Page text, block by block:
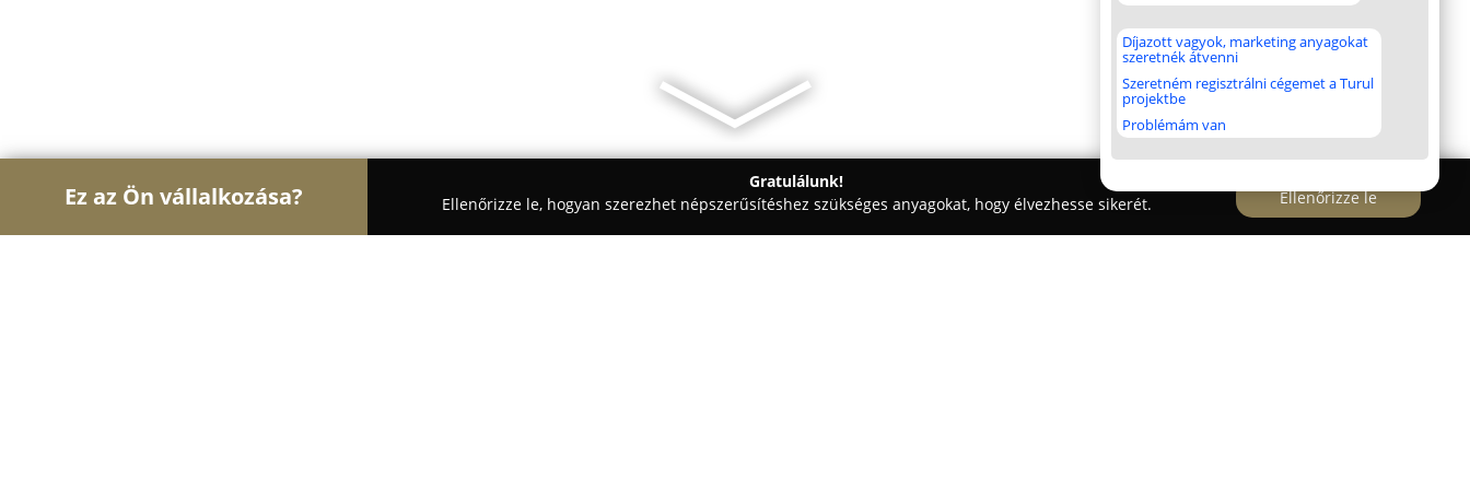
Díjazott vagyok, marketing anyagokat
szeretnék átvenni
Szeretném regisztrálni cégemet a Turul
projektbe
Problémám van
Ez az Ön vállalkozása?
Gratulálunk!
Ellenőrizze le, hogyan szerezhet népszerűsítéshez szükséges anyagokat, hogy élvezhesse sikerét.
Ellenőrizze le